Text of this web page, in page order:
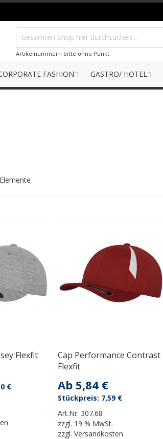
Artikelnummern bitte ohne Punkt
FASHION GASTRO/ HOTEL
Elemente
Flexfit
€
Cap Performance Contrast
Flexfit
Ab 5,84 €
Art.Nr: 307.68
zzgl. 19 % MwSt.
zzgl.Versandkosten
7,59 €